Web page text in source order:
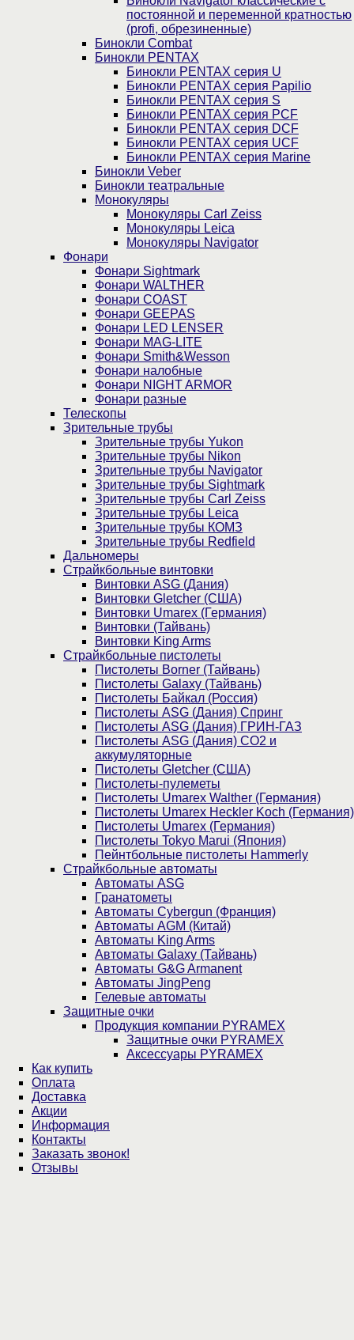
постоянной и переменной кратностью
(profi, обрезиненные)
Бинокли Combat
Бинокли PENTAX
Бинокли PENTAX серия U
Бинокли PENTAX серия Papilio
Бинокли PENTAX серия S
Бинокли PENTAX серия PCF
Бинокли PENTAX серия DCF
Бинокли PENTAX серия UCF
Бинокли PENTAX серия Marine
Бинокли Veber
Бинокли театральные
Монокуляры
Монокуляры Carl Zeiss
Монокуляры Leica
Монокуляры Navigator
Фонари
Фонари Sightmark
Фонари WALTHER
Фонари COAST
Фонари GEEPAS
Фонари LED LENSER
Фонари MAG-LITE
Фонари Smith&Wesson
Фонари налобные
Фонари NIGHT ARMOR
Фонари разные
Телескопы
Зрительные трубы
Зрительные трубы Yukon
Зрительные трубы Nikon
Зрительные трубы Navigator
Зрительные трубы Sightmark
Зрительные трубы Carl Zeiss
Зрительные трубы Leica
Зрительные трубы КОМЗ
Зрительные трубы Redfield
Дальномеры
Страйкбольные винтовки
Винтовки ASG (Дания)
Винтовки Gletcher (США)
Винтовки Umarex (Германия)
Винтовки (Тайвань)
Винтовки King Arms
Страйкбольные пистолеты
Пистолеты Borner (Тайвань)
Пистолеты Galaxy (Тайвань)
Пистолеты Байкал (Россия)
Пистолеты ASG (Дания) Спринг
Пистолеты ASG (Дания) ГРИН-ГАЗ
Пистолеты ASG (Дания) CO2 и
аккумуляторные
Пистолеты Gletcher (США)
Пистолеты-пулеметы
Пистолеты Umarex Walther (Германия)
Пистолеты Umarex Heckler Koch (Германия)
Пистолеты Umarex (Германия)
Пистолеты Tokyo Marui (Япония)
Пейнтбольные пистолеты Hammerly
Страйкбольные автоматы
Автоматы ASG
Гранатометы
Автоматы Cybergun (Франция)
Автоматы AGM (Китай)
Автоматы King Arms
Автоматы Galaxy (Тайвань)
Автоматы G&G Armanent
Автоматы JingPeng
Гелевые автоматы
Защитные очки
Продукция компании PYRAMEX
Защитные очки PYRAMEX
Аксессуары PYRAMEX
Как купить
Оплата
Доставка
Акции
Информация
Контакты
Заказать звонок!
Отзывы